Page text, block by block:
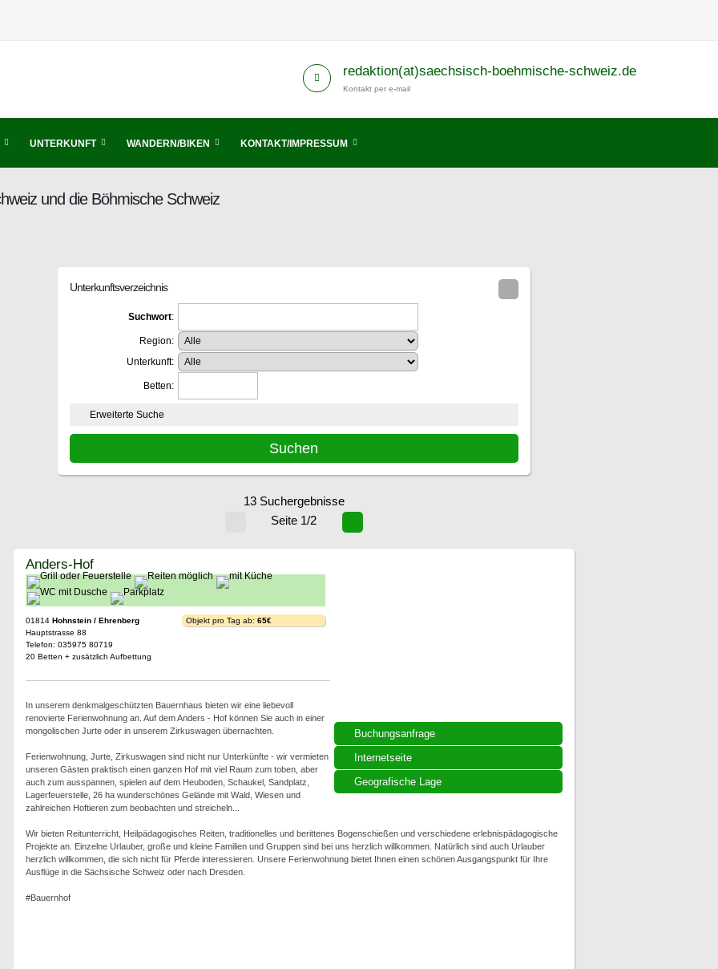
redaktion(at)saechsisch-boehmische-schweiz.de
Kontakt per e-mail
UNTERKUNFT WANDERN/BIKEN KONTAKT/IMPRESSUM
und die Böhmische Schweiz
Unterkunftsverzeichnis
Suchwort:
Region:
Unterkunft:
Betten:
Erweiterte Suche
13 Suchergebnisse
Seite 1/2
Buchungsanfrage
Internetseite
Geografische Lage
Anders-Hof
01814 Hohnstein / Ehrenberg
Hauptstrasse 88
Telefon: 035975 80719
20 Betten + zusätzlich Aufbettung
Objekt pro Tag ab: 65€
In unserem denkmalgeschützten Bauernhaus bieten wir eine liebevoll
renovierte Ferienwohnung an. Auf dem Anders - Hof können Sie auch in einer
mongolischen Jurte oder in unserem Zirkuswagen übernachten.
Ferienwohnung, Jurte, Zirkuswagen sind nicht nur Unterkünfte - wir vermieten
unseren Gästen praktisch einen ganzen Hof mit viel Raum zum toben, aber
auch zum ausspannen, spielen auf dem Heuboden, Schaukel, Sandplatz,
Lagerfeuerstelle, 26 ha wunderschönes Gelände mit Wald, Wiesen und
zahlreichen Hoftieren zum beobachten und streicheln...
Wir bieten Reitunterricht, Heilpädagogisches Reiten, traditionelles und berittenes Bogenschießen und verschiedene erlebnispädagogische
Projekte an. Einzelne Urlauber, große und kleine Familien und Gruppen sind bei uns herzlich willkommen. Natürlich sind auch Urlauber
herzlich willkommen, die sich nicht für Pferde interessieren. Unsere Ferienwohnung bietet Ihnen einen schönen Ausgangspunkt für Ihre
Ausflüge in die Sächsische Schweiz oder nach Dresden.
#Bauernhof